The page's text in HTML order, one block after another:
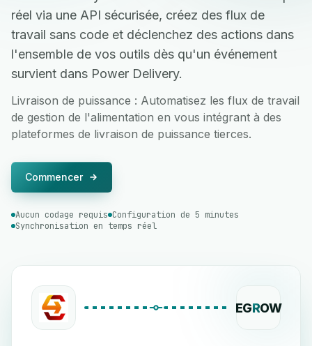
réel via une API sécurisée, créez des flux de
travail sans code et déclenchez des actions dans
l'ensemble de vos outils dès qu'un événement
survient dans Power Delivery.
Livraison de puissance : Automatisez les flux de travail
de gestion de l'alimentation en vous intégrant à des
plateformes de livraison de puissance tierces.
Commencer
Aucun codage requis Configuration de 5 minutes
Synchronisation en temps réel
EGROW